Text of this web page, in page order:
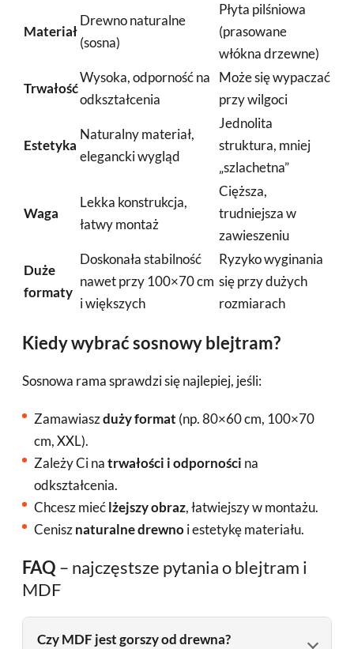
Materiał
Drewno naturalne
(sosna)
Płyta pilśniowa
(prasowane
włókna drzewne)
Trwałość
Wysoka, odporność na
odkształcenia
Może się wypaczać
przy wilgoci
Estetyka
Naturalny materiał,
elegancki wygląd
Jednolita
struktura, mniej
„szlachetna”
Waga
Lekka konstrukcja,
łatwy montaż
Cięższa,
trudniejsza w
zawieszeniu
Duże
formaty
Doskonała stabilność
nawet przy 100×70 cm
i większych
Ryzyko wyginania
się przy dużych
rozmiarach
Kiedy wybrać sosnowy blejtram?
Sosnowa rama sprawdzi się najlepiej, jeśli:
Zamawiaszduży format (np. 80×60 cm, 100×70
cm, XXL).
Zależy Ci natrwałości i odporności na
odkształcenia.
Chcesz miećlżejszy obraz, łatwiejszy w montażu.
Cenisznaturalne drewnoi estetykę materiału.
FAQ – najczęstsze pytania o blejtram i
MDF
Czy MDF jest gorszy od drewna?